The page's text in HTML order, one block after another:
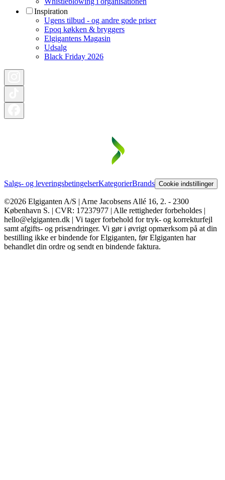
Inspiration
Ugens tilbud - og andre gode priser
Epoq køkken & bryggers
Elgigantens Magasin
Udsalg
Black Friday 2026
Salgs- og leveringsbetingelserKategorierBrands Cookie indstillinger
©2026 Elgiganten A/S | Arne Jacobsens Allé 16, 2. - 2300
København S. | CVR: 17237977 | Alle rettigheder forbeholdes |
hello@elgiganten.dk | Vi tager forbehold for tryk- og korrekturfejl
samt afgifts- og prisændringer. Vi gør i øvrigt opmærksom på at din
bestilling ikke er bindende for Elgiganten, før Elgiganten har
behandlet din ordre og sendt en bindende faktura.